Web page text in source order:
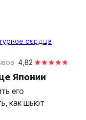
часов
пешком
4,82
Японии
его
как шьют